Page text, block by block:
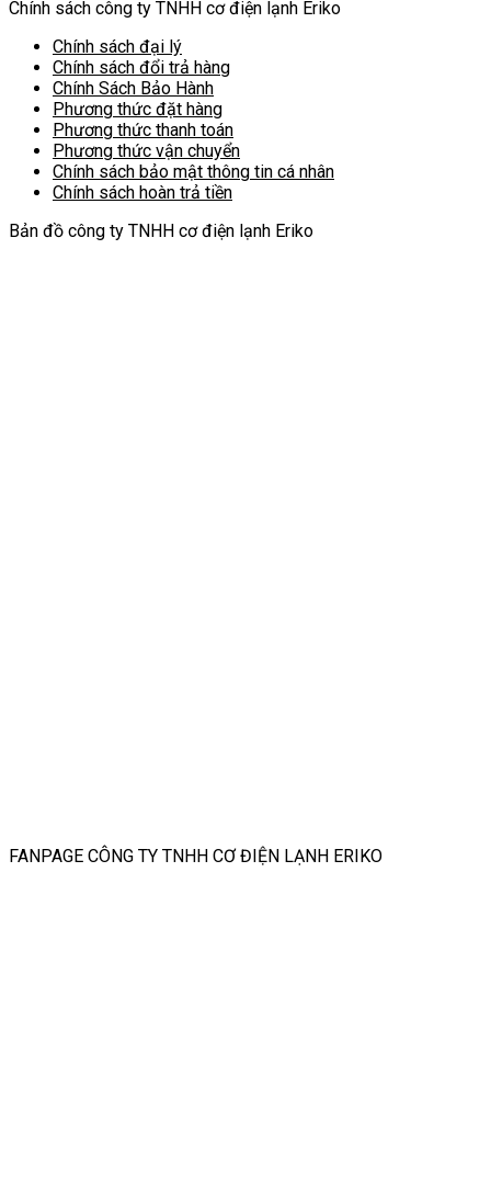
Chính sách công ty TNHH cơ điện lạnh Eriko
Chính sách đại lý
Chính sách đổi trả hàng
Chính Sách Bảo Hành
Phương thức đặt hàng
Phương thức thanh toán
Phương thức vận chuyển
Chính sách bảo mật thông tin cá nhân
Chính sách hoàn trả tiền
Bản đồ công ty TNHH cơ điện lạnh Eriko
FANPAGE CÔNG TY TNHH CƠ ĐIỆN LẠNH ERIKO